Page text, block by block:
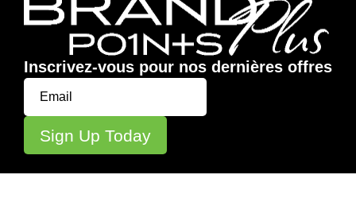
Inscrivez-vous pour nos dernières offres